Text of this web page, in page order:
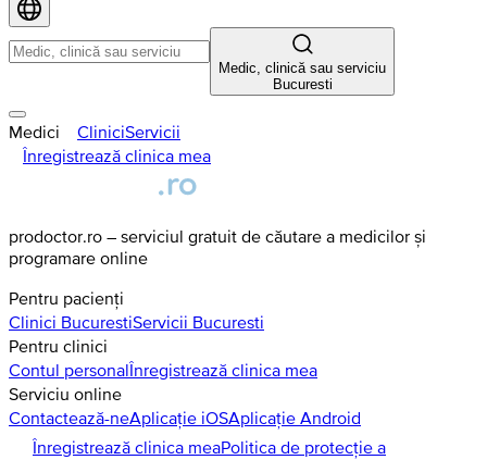
Medic, clinică sau serviciu
Bucuresti
Medici CliniciServicii
Înregistrează clinica mea
prodoctor.ro – serviciul gratuit de căutare a medicilor și
programare online
Pentru pacienți
Clinici BucurestiServicii Bucuresti
Pentru clinici
Contul personalÎnregistrează clinica mea
Serviciu online
Contactează-neAplicație iOSAplicație Android
Înregistrează clinica meaPolitica de protecție a